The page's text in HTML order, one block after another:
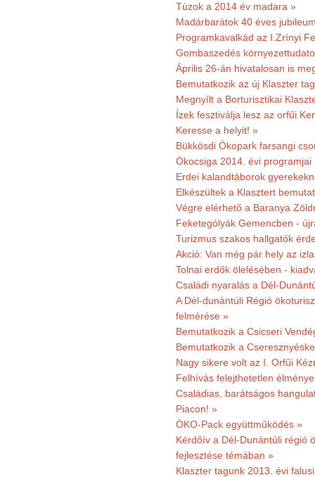
Túzok a 2014 év madara »
Madárbarátok 40 éves
Programkavalkád az I.Zrínyi
Gombaszedés
Április 26-án hivatalosan is
Bemutatkozik az új Klaszter
Megnyílt a Borturisztikai
Ízek fesztiválja lesz az orfűi
Keresse a helyit! »
Bükkösdi Ökopark farsangi
Ökocsiga 2014. évi programjai
Erdei kalandtáborok
Elkészültek a Klasztert
Végre elérhető a Baranya
Feketególyák Gemencben -
Turizmus szakos hallgatók
Akció: Van még pár hely az
Tolnai erdők ölelésében -
Családi nyaralás a Dél-
A Dél-dunántúli Régió
felmérése »
Bemutatkozik a Csicseri
Bemutatkozik a
Nagy sikere volt az I. Orfűi
Felhívás felejthetetlen
Családias, barátságos
Piacon! »
ÖKO-Pack együttműködés »
Kérdőív a Dél-Dunántúli régió
fejlesztése témában »
Klaszter tagunk 2013. évi